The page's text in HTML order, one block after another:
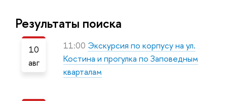
Результаты поиска
10
авг
11:00 Экскурсия по корпусу на ул.
Костина и прогулка по Заповедным
кварталам